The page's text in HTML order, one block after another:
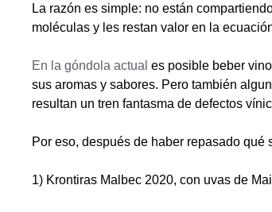
La razón es simple: no están
moléculas y les restan valor en la
En la góndola actual es posible beber
sus aromas y sabores. Pero también
resultan un tren fantasma de defectos
Por eso, después de haber repasado
1) Krontiras Malbec 2020, con uvas de